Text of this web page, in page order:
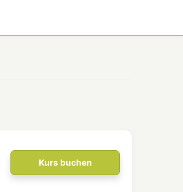
Kurs buchen